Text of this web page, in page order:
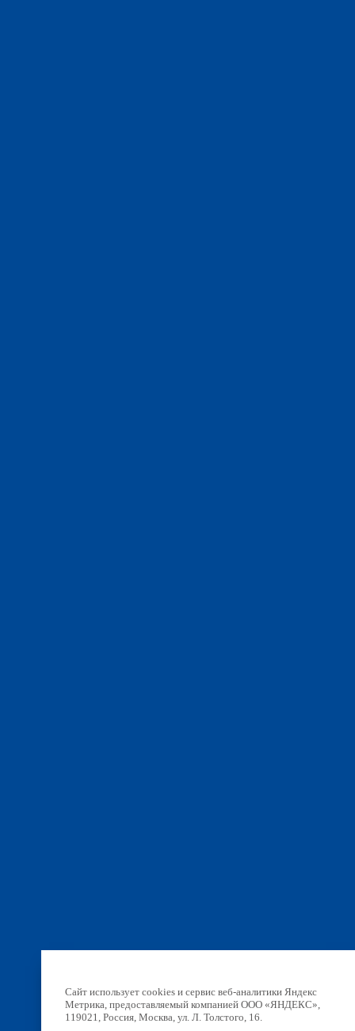
Сайт использует cookies и сервис веб-аналитики Яндекс
Метрика, предоставляемый компанией ООО «ЯНДЕКС»,
119021, Россия, Москва, ул. Л. Толстого, 16.